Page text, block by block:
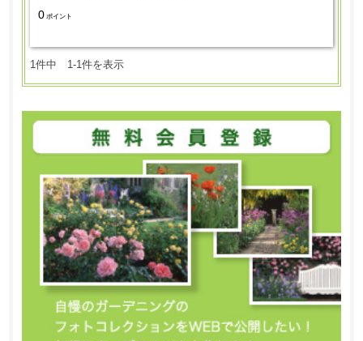
0ポイント
1件中 1-1件を表示